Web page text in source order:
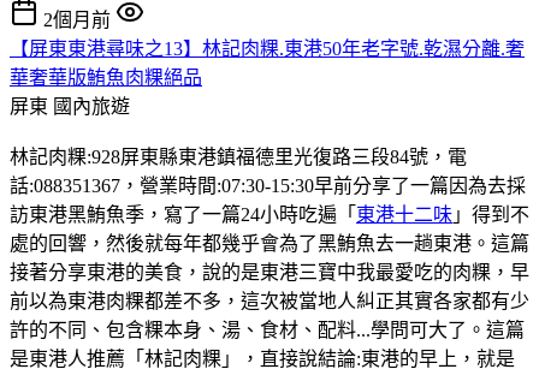
2個月前
【屏東東港尋味之13】林記肉粿.東港50年老字號.乾濕分離.奢
華奢華版鮪魚肉粿絕品
屏東 國內旅遊
林記肉粿:928屏東縣東港鎮福德里光復路三段84號，電
話:088351367，營業時間:07:30-15:30早前分享了一篇因為去採
訪東港黑鮪魚季，寫了一篇24小時吃遍「 東港十二味 」得到不
處的回響，然後就每年都幾乎會為了黑鮪魚去一趟東港。這篇
接著分享東港的美食，說的是東港三寶中我最愛吃的肉粿，早
前以為東港肉粿都差不多，這次被當地人糾正其實各家都有少
許的不同、包含粿本身、湯、食材、配料...學問可大了。這篇
是東港人推薦「林記肉粿」，直接說結論:東港的早上，就是